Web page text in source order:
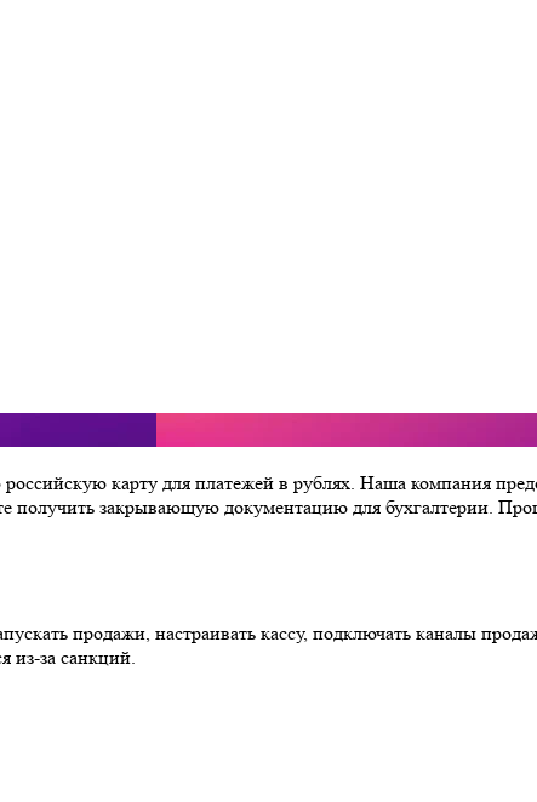
карту для платежей в рублях. Наша компания
закрывающую документацию для бухгалтерии.
продажи, настраивать кассу, подключать каналы
из-за санкций.